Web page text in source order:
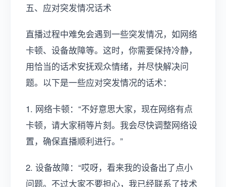
五、应对突发情况话术
直播过程中难免会遇到一些突发情况，如网络
卡顿、设备故障等。这时，你需要保持冷静，
用恰当的话术安抚观众情绪，并尽快解决问
题。以下是一些应对突发情况的话术：
1. 网络卡顿：“不好意思大家，现在网络有点
卡顿，请大家稍等片刻。我会尽快调整网络设
置，确保直播顺利进行。”
2. 设备故障：“哎呀，看来我的设备出了点小
问题。不过大家不要担心，我已经联系了技术